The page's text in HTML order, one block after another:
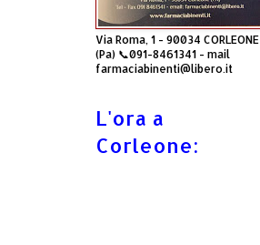
Via Roma, 1 - 90034 CORLEONE
(Pa) 📞091-8461341 - mail
farmaciabinenti@libero.it
L'ora a
Corleone: